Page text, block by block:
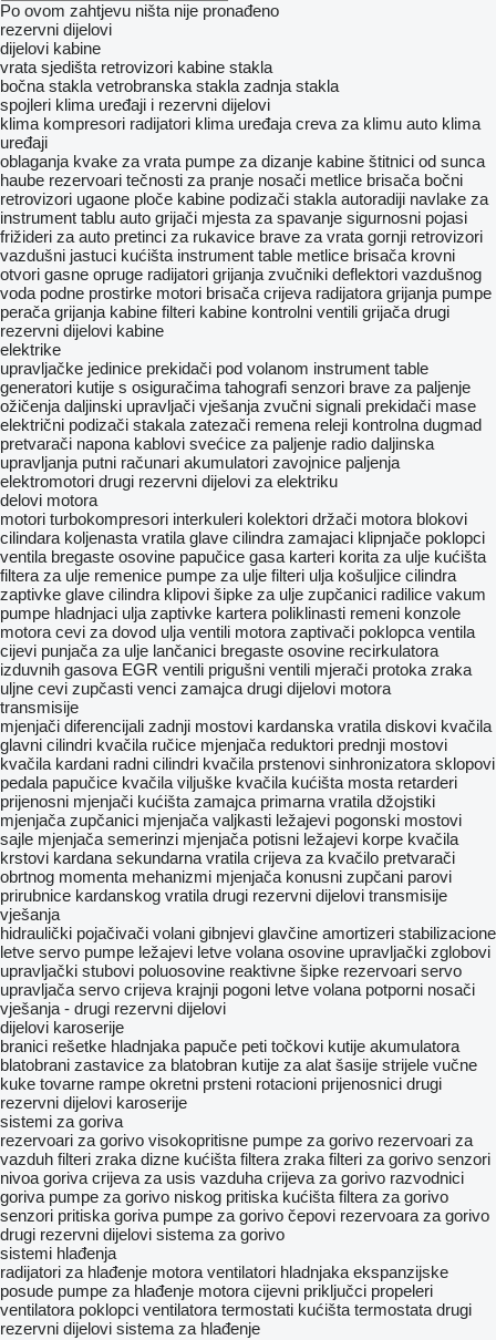
Po ovom zahtjevu ništa nije pronađeno
rezervni dijelovi
dijelovi kabine
vrata sjedišta retrovizori kabine stakla
bočna stakla vetrobranska stakla zadnja stakla
spojleri klima uređaji i rezervni dijelovi
klima kompresori radijatori klima uređaja creva za klimu auto klima
uređaji
oblaganja kvake za vrata pumpe za dizanje kabine štitnici od sunca
haube rezervoari tečnosti za pranje nosači metlice brisača bočni
retrovizori ugaone ploče kabine podizači stakla autoradiji navlake za
instrument tablu auto grijači mjesta za spavanje sigurnosni pojasi
frižideri za auto pretinci za rukavice brave za vrata gornji retrovizori
vazdušni jastuci kućišta instrument table metlice brisača krovni
otvori gasne opruge radijatori grijanja zvučniki deflektori vazdušnog
voda podne prostirke motori brisača crijeva radijatora grijanja pumpe
perača grijanja kabine filteri kabine kontrolni ventili grijača drugi
rezervni dijelovi kabine
elektrike
upravljačke jedinice prekidači pod volanom instrument table
generatori kutije s osiguračima tahografi senzori brave za paljenje
ožičenja daljinski upravljači vješanja zvučni signali prekidači mase
električni podizači stakala zatezači remena releji kontrolna dugmad
pretvarači napona kablovi svećice za paljenje radio daljinska
upravljanja putni računari akumulatori zavojnice paljenja
elektromotori drugi rezervni dijelovi za elektriku
delovi motora
motori turbokompresori interkuleri kolektori držači motora blokovi
cilindara koljenasta vratila glave cilindra zamajaci klipnjače poklopci
ventila bregastе osovinе papučice gasa karteri korita za ulje kućišta
filtera za ulje remenice pumpe za ulje filteri ulja košuljice cilindra
zaptivke glave cilindra klipovi šipke za ulje zupčanici radilice vakum
pumpe hladnjaci ulja zaptivke kartera poliklinasti remeni konzole
motora cevi za dovod ulja ventili motora zaptivači poklopca ventila
cijevi punjača za ulje lančanici bregaste osovine recirkulatora
izduvnih gasova EGR ventili prigušni ventili mjerači protoka zraka
uljne cevi zupčasti venci zamajca drugi dijelovi motora
transmisije
mjenjači diferencijali zadnji mostovi kardanska vratila diskovi kvačila
glavni cilindri kvačila ručice mjenjača reduktori prednji mostovi
kvačila kardani radni cilindri kvačila prstenovi sinhronizatora sklopovi
pedala papučice kvačila viljuške kvačila kućišta mosta retarderi
prijenosni mjenjači kućišta zamajca primarna vratila džojstiki
mjenjača zupčanici mjenjača valjkasti ležajevi pogonski mostovi
sajle mjenjača semerinzi mjenjača potisni ležajevi korpe kvačila
krstovi kardana sekundarna vratila crijeva za kvačilo pretvarači
obrtnog momenta mehanizmi mjenjača konusni zupčani parovi
prirubnice kardanskog vratila drugi rezervni dijelovi transmisije
vješanja
hidraulički pojačivači volani gibnjevi glavčine amortizeri stabilizacione
letve servo pumpe ležajevi letve volana osovine upravljački zglobovi
upravljački stubovi poluosovine reaktivne šipke rezervoari servo
upravljača servo crijeva krajnji pogoni letve volana potporni nosači
vješanja - drugi rezervni dijelovi
dijelovi karoserije
branici rešetke hladnjaka papuče peti točkovi kutije akumulatora
blatobrani zastavice za blatobran kutije za alat šasije strijele vučne
kuke tovarne rampe okretni prsteni rotacioni prijenosnici drugi
rezervni dijelovi karoserije
sistemi za goriva
rezervoari za gorivo visokopritisne pumpe za gorivo rezervoari za
vazduh filteri zraka dizne kućišta filtera zraka filteri za gorivo senzori
nivoa goriva crijeva za usis vazduha crijeva za gorivo razvodnici
goriva pumpe za gorivo niskog pritiska kućišta filtera za gorivo
senzori pritiska goriva pumpe za gorivo čepovi rezervoara za gorivo
drugi rezervni dijelovi sistema za gorivo
sistemi hlađenja
radijatori za hlađenje motora ventilatori hladnjaka ekspanzijske
posude pumpe za hlađenje motora cijevni priključci propeleri
ventilatora poklopci ventilatora termostati kućišta termostata drugi
rezervni dijelovi sistema za hlađenje